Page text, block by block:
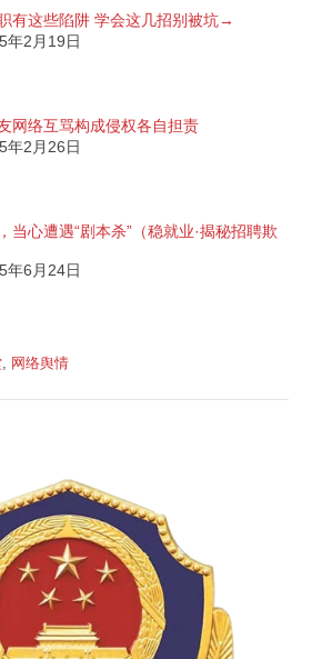
有这些陷阱 学会这几招别被坑→
年2月19日
网络互骂构成侵权各自担责
年2月26日
当心遭遇“剧本杀”（稳就业·揭秘招聘欺
年6月24日
, 网络舆情